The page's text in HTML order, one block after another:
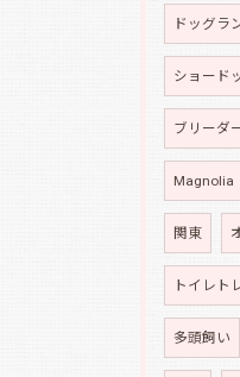
ドッグラ
ショード
ブリーダ
関東
トイレト
多頭飼い